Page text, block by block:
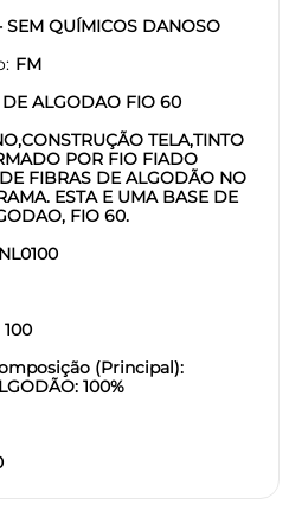
SEM QUÍMICOS DANOSO
FM
ALGODAO FIO 60
TELA,TINTO
POR FIO FIADO
FIBRAS DE ALGODÃO NO
ESTA E UMA BASE DE
FIO 60.
100
(Principal):
100%